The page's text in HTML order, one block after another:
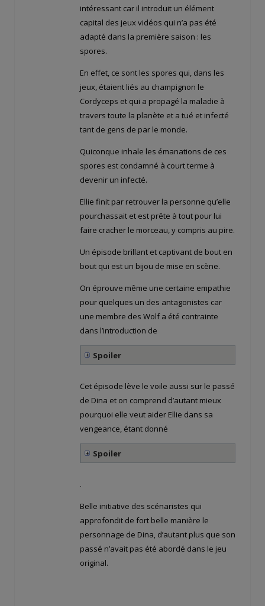
intéressant car il introduit un élément
capital des jeux vidéos qui n’a pas été
adapté dans la première saison : les
spores.
En effet, ce sont les spores qui, dans les
jeux, étaient liés au champignon le
Cordyceps et qui a propagé la maladie à
travers toute la planète et a tué et infecté
tant de gens de par le monde.
Quiconque inhale les émanations de ces
spores est condamné à court terme à
devenir un infecté.
Ellie finit par retrouver la personne qu’elle
pourchassait et est prête à tout pour lui
faire cracher le morceau, y compris au pire.
Un épisode brillant et captivant de bout en
bout qui est un bijou de mise en scène.
On éprouve même une certaine empathie
pour quelques un des antagonistes car
une membre des Wolf a été contrainte
dans l’introduction de
Spoiler
Cet épisode lève le voile aussi sur le passé
de Dina et on comprend d’autant mieux
pourquoi elle veut aider Ellie dans sa
vengeance, étant donné
Spoiler
.
Belle initiative des scénaristes qui
approfondit de fort belle manière le
personnage de Dina, d’autant plus que son
passé n’avait pas été abordé dans le jeu
original.